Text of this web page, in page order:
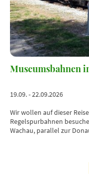
Museumsbahnen
19.09. - 22.09.2026
Wir wollen auf dieser
Regelspurbahnen
Wachau, parallel zur